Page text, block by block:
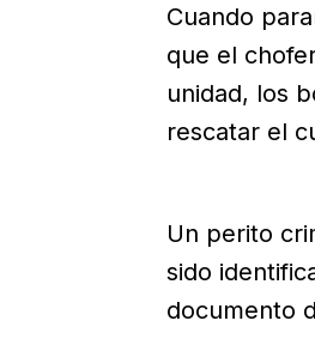
Cuando
que el
unidad, los
rescatar el
Un perito
sido
documento